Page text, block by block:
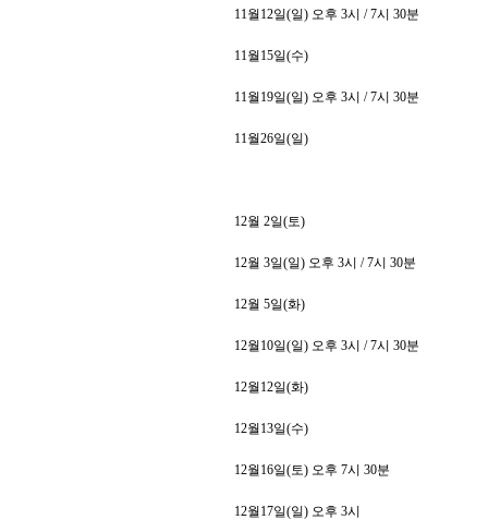
11월 12일(일) 오후 3시 / 7시 30분
11월 15일(수)
11월 19일(일) 오후 3시 / 7시 30분
11월26일(일)
12월 2일(토)
12월 3일(일) 오후 3시 / 7시 30분
12월 5일(화)
12월 10일(일) 오후 3시 / 7시 30분
12월 12일(화)
12월 13일(수)
12월 16일(토) 오후 7시 30분
12월 17일(일) 오후 3시